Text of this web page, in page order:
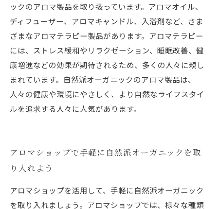
ックのアロマ製品を取り扱っています。アロマオイル、
ディフューザー、アロマキャンドル、入浴剤など、さま
ざまなアロマテラピー製品があります。アロマテラピー
には、ストレス緩和やリラクゼーション、睡眠改善、健
康増進などの効果が期待されるため、多くの人々に親し
まれています。自然派オーガニックのアロマ製品は、
人々の健康や環境にやさしく、より自然なライフスタイ
ルを追求する人々に人気があります。
アロマショップで手軽に自然派オーガニックを取
り入れよう
アロマショップを活用して、手軽に自然派オーガニック
を取り入れましょう。アロマショップでは、様々な種類